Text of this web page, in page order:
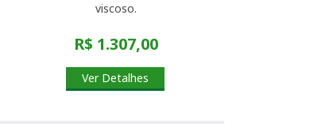
viscoso.
R$ 1.307,00
Ver Detalhes